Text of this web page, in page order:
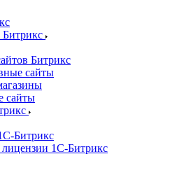
Битрикс
сайты
сайты
Битрикс
1С-Битрикс